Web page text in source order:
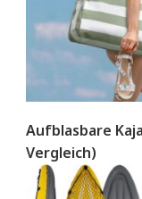
Aufblasbare
Vergleich)